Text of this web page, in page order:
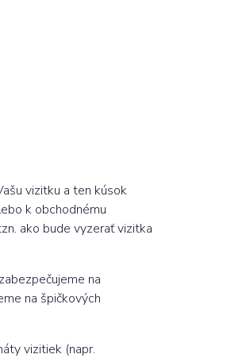
vizitku a ten kúsok
k obchodnému
ako bude vyzerať vizitka
na
na špičkových
vizitiek (napr.